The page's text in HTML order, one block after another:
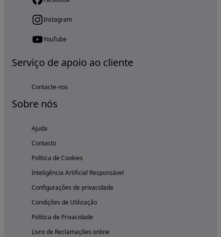
Instagram
YouTube
Serviço de apoio ao cliente
Contacte-nos
Sobre nós
Ajuda
Contacto
Política de Cookies
Inteligência Artificial Responsável
Configurações de privacidade
Condições de Utilização
Política de Privacidade
Livro de Reclamações online